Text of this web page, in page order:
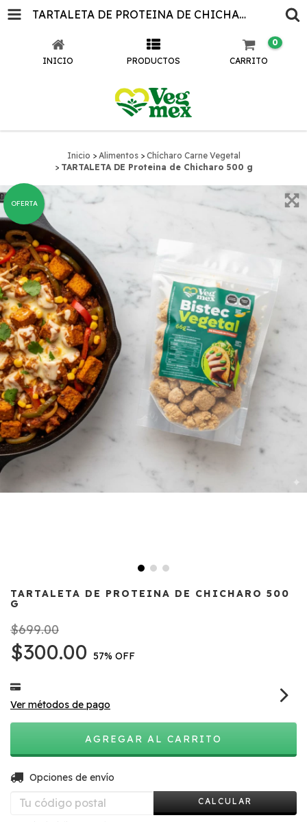
TARTALETA DE PROTEINA DE CHICHARO 500 G
INICIO PRODUCTOS CARRITO
0
Inicio > Alimentos > Chícharo Carne Vegetal
> TARTALETA DE Proteina de Chicharo 500 g
OFERTA
TARTALETA DE PROTEINA DE CHICHARO 500
G
$699.00
$300.00 57% OFF
Ver métodos de pago
Entregas para el CP:
Opciones de envío
CALCULAR